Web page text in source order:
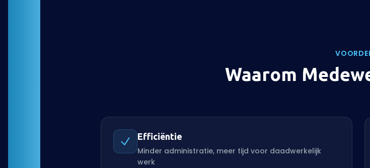
Waarom
Efficiëntie
Minder administratie, meer tijd voor daadwerkelijk
werk